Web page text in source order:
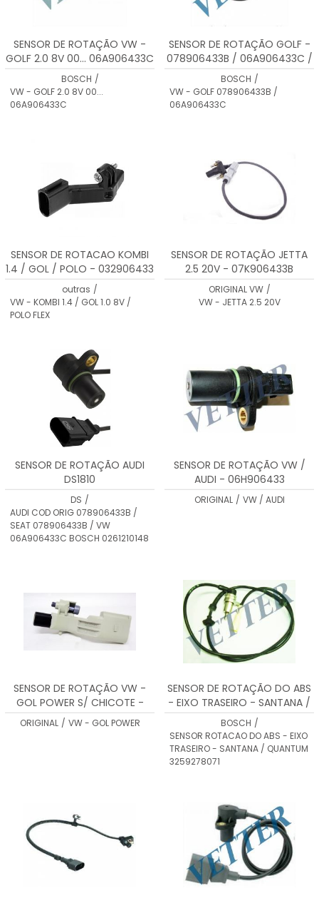
SENSOR DE ROTAÇÃO VW -
GOLF 2.0 8V 00... 06A906433C
BOSCH /
VW - GOLF 2.0 8V 00...
06A906433C
SENSOR DE ROTAÇÃO GOLF -
078906433B / 06A906433C /
0261210179
BOSCH /
VW - GOLF 078906433B /
06A906433C
SENSOR DE ROTACAO KOMBI
1.4 / GOL / POLO - 032906433
outras /
VW - KOMBI 1.4 / GOL 1.0 8V /
POLO FLEX
SENSOR DE ROTAÇÃO JETTA
2.5 20V - 07K906433B
ORIGINAL VW /
VW - JETTA 2.5 20V
SENSOR DE ROTAÇÃO AUDI
DS1810
DS /
AUDI COD ORIG 078906433B /
SEAT 078906433B / VW
06A906433C BOSCH 0261210148
SENSOR DE ROTAÇÃO VW /
AUDI - 06H906433
ORIGINAL / VW / AUDI
SENSOR DE ROTAÇÃO VW -
GOL POWER S/ CHICOTE -
045906433A
ORIGINAL / VW - GOL POWER
SENSOR DE ROTAÇÃO DO ABS
- EIXO TRASEIRO - SANTANA /
QUANTUM 3259278071
BOSCH /
SENSOR ROTACAO DO ABS - EIXO
TRASEIRO - SANTANA / QUANTUM
3259278071